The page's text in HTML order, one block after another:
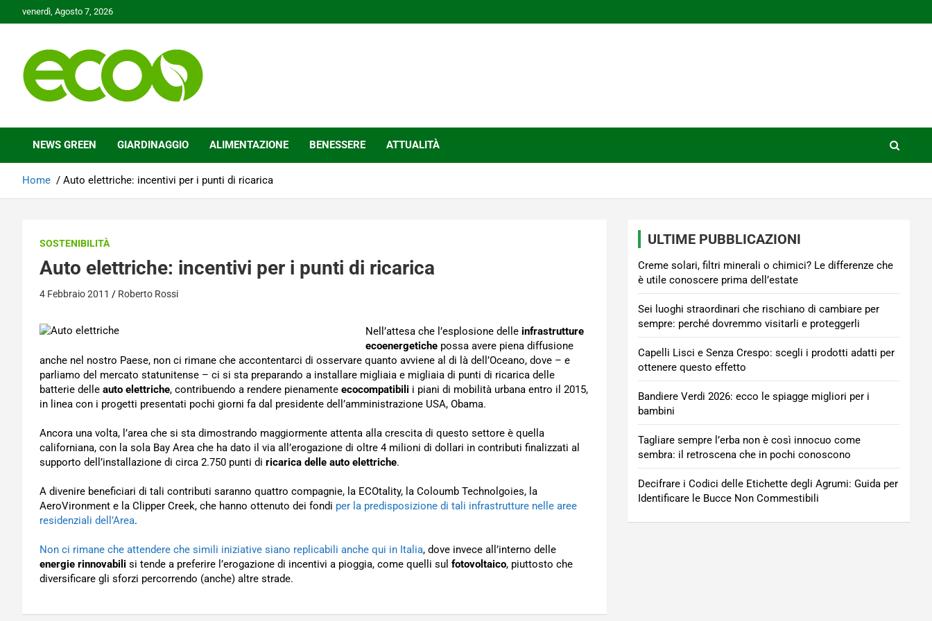
to
venerdì, Agosto 7, 2026
Ecoo.it
NEWS GREEN GIARDINAGGIO ALIMENTAZIONE BENESSERE ATTUALITÀ
Home Auto elettriche: incentivi per i punti di ricarica
SOSTENIBILITÀ
Auto elettriche: incentivi per i punti di ricarica
4 Febbraio 2011 Roberto Rossi
Nell’attesa che l’esplosione delle infrastrutture
ecoenergetiche possa avere piena diffusione
anche nel nostro Paese, non ci rimane che accontentarci di osservare quanto avviene al di là dell’Oceano, dove – e
parliamo del mercato statunitense – ci si sta preparando a installare migliaia e migliaia di punti di ricarica delle
batterie delle auto elettriche, contribuendo a rendere pienamente ecocompatibili i piani di mobilità urbana entro il 2015,
in linea con i progetti presentati pochi giorni fa dal presidente dell’amministrazione USA, Obama.
Ancora una volta, l’area che si sta dimostrando maggiormente attenta alla crescita di questo settore è quella
californiana, con la sola Bay Area che ha dato il via all’erogazione di oltre 4 milioni di dollari in contributi finalizzati al
supporto dell’installazione di circa 2.750 punti di ricarica delle auto elettriche.
A divenire beneficiari di tali contributi saranno quattro compagnie, la ECOtality, la Coloumb Technolgoies, la
AeroVironment e la Clipper Creek, che hanno ottenuto dei fondi per la predisposizione di tali infrastrutture nelle aree
residenziali dell’Area.
Non ci rimane che attendere che simili iniziative siano replicabili anche qui in Italia, dove invece all’interno delle
energie rinnovabili si tende a preferire l’erogazione di incentivi a pioggia, come quelli sul fotovoltaico, piuttosto che
diversificare gli sforzi percorrendo (anche) altre strade.
ULTIME PUBBLICAZIONI
Creme solari, filtri minerali o chimici? Le differenze che
è utile conoscere prima dell’estate
Sei luoghi straordinari che rischiano di cambiare per
sempre: perché dovremmo visitarli e proteggerli
Capelli Lisci e Senza Crespo: scegli i prodotti adatti per
ottenere questo effetto
Bandiere Verdi 2026: ecco le spiagge migliori per i
bambini
Tagliare sempre l’erba non è così innocuo come
sembra: il retroscena che in pochi conoscono
Decifrare i Codici delle Etichette degli Agrumi: Guida per
Identificare le Bucce Non Commestibili